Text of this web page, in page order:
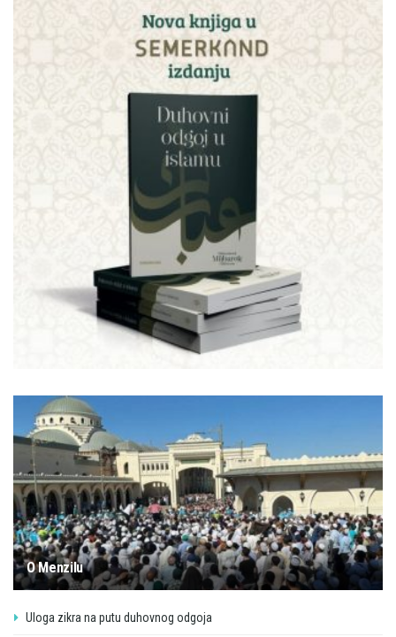
O Menzilu
Uloga zikra na putu duhovnog odgoja